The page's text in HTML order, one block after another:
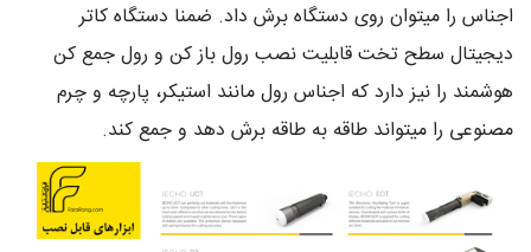
اجناس را میتوان روی دستگاه برش داد. ضمنا دستگاه کاتر
دیجیتال سطح تخت قابلیت نصب رول باز کن و رول جمع کن
هوشمند را نیز دارد که اجناس رول مانند استیکر، پارچه و چرم
مصنوعی را میتواند طاقه به طاقه برش دهد و جمع کند.